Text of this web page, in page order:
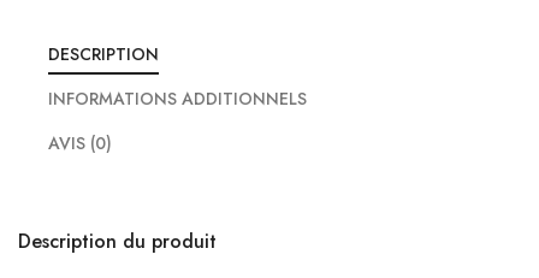
DESCRIPTION
INFORMATIONS ADDITIONNELS
AVIS (0)
Description du produit